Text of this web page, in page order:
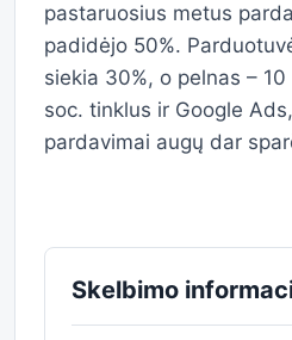
pastaruosius metus
padidėjo 50%.
siekia 30%, o pelnas –
soc. tinklus ir Google
pardavimai augų dar
Skelbimo